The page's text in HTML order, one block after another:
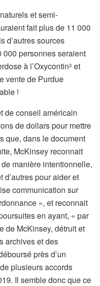
et semi-
fait plus de 11 000
d’autres sources
000 personnes seraient
à l’Oxycontin3 et
vente de Purdue
!
de conseil américain
de dollars pour mettre
que, dans le document
McKinsey reconnait
manière intentionnelle,
pour aider et
communication sur
», et reconnait
en ayant, « par
de McKinsey, détruit et
archives et des
près d’un
plusieurs accords
Il semble donc que ce